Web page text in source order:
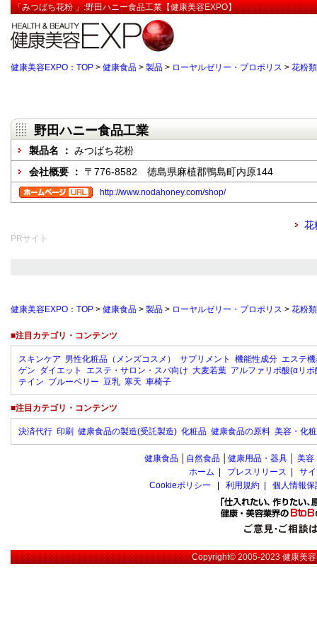
「みつばち花粉 」:野田ハニー食品工業【健康美容EXPO】
健康美容EXPO：TOP > 健康食品 > 製品 > ローヤルゼリー・プロポリス > 花粉類
野田ハニー食品工業
製品名 ： みつばち花粉
会社概要 ： 〒776-8582 徳島県麻植郡鴨島町内原144
http://www.nodahoney.com/shop/
花
PRサイト
健康美容EXPO：TOP > 健康食品 > 製品 > ローヤルゼリー・プロポリス > 花粉類
■注目カテゴリ・コンテンツ
スキンケア 男性化粧品（メンズコスメ） サプリメント 機能性成分 エステ
ゲン ダイエット エステ・サロン・スパ向け 大麦若葉 アルファリポ酸(αリポ
テイン ブルーベリー 豆乳 寒天 車椅子
■注目カテゴリ・コンテンツ
決済代行 印刷 健康食品の製造(受託製造) 化粧品 健康食品の原料 美容・化
健康食品 自然食品 健康用品・器具 美容
ホーム
プレスリリース
サ
Cookieポリシー
利用規約 個人情報
Copyright© 2005-2023健康美